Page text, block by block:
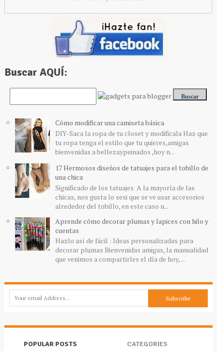
Buscar AQUÍ:
Cómo modificar una camiseta básica
DIY-Saca la ropa de tu closet y modificala Haz que
tu ropa tenga el estilo que tu quieres,amigas
bienvenidas a bellezaypeinados ,hoy n...
17 Hermosos diseños de tatuajes para el tobillo de
una chica
Significado de los tatuajes A la mayoría de las
chicas, nos gusta lo sexi que se ve usar accesorios
alrededor del tobillo, en este caso n...
Aprende cómo decorar plumas y lapices con hilo y
cuentas
Hazlo así de fácil : Ideas personalizadas para
decorar plumas Bienvenidas amigas, la manualidad
que venimos a compartirles el día de hoy, ...
POPULAR POSTS CATEGORIES